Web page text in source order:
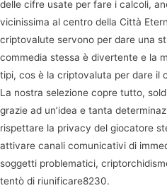
delle cifre usate per fare i calcoli,
vicinissima al centro della Città
criptovalute servono per dare una
commedia stessa è divertente e la
tipi, cos è la criptovaluta per dare il
La nostra selezione copre tutto,
grazie ad un’idea e tanta
rispettare la privacy del giocatore
attivare canali comunicativi di
soggetti problematici,
tentò di riunificare8230.